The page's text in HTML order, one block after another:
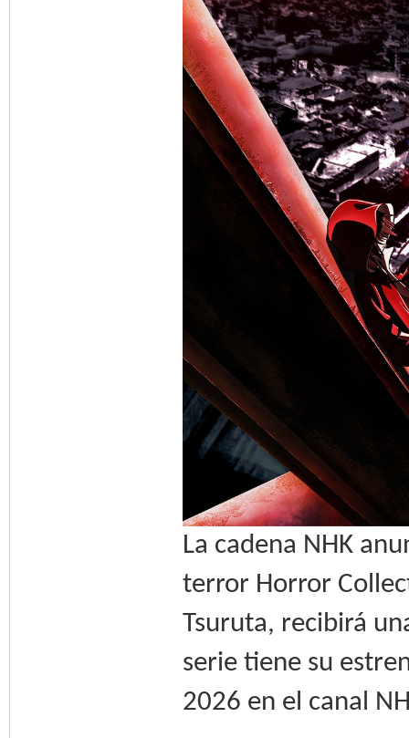
La cadena NHK
terror Horror
Tsuruta, recibirá
serie tiene su
2026 en el canal